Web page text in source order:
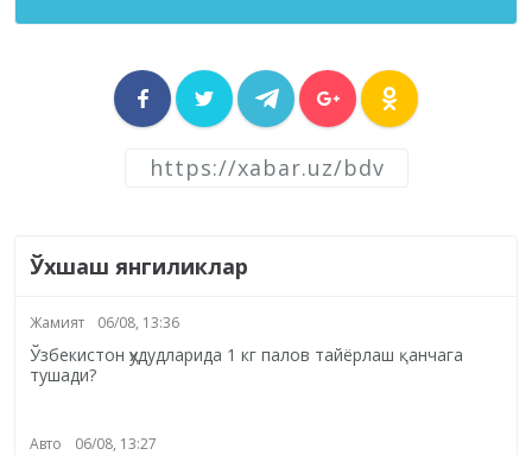
Ўхшаш янгиликлар
Жамият 06/08, 13:36
Ўзбекистон ҳудудларида 1 кг палов тайёрлаш қанчага
тушади?
Авто 06/08, 13:27